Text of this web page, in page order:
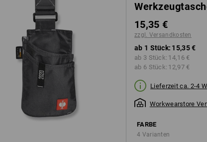
15,35 €
zzgl. Versandkosten
ab 1 Stück: 15,35 €
ab 3 Stück: 14,16 €
ab 6 Stück: 12,97 €
Lieferzeit ca. 2-4
Workwearstore
FARBE
4 Varianten